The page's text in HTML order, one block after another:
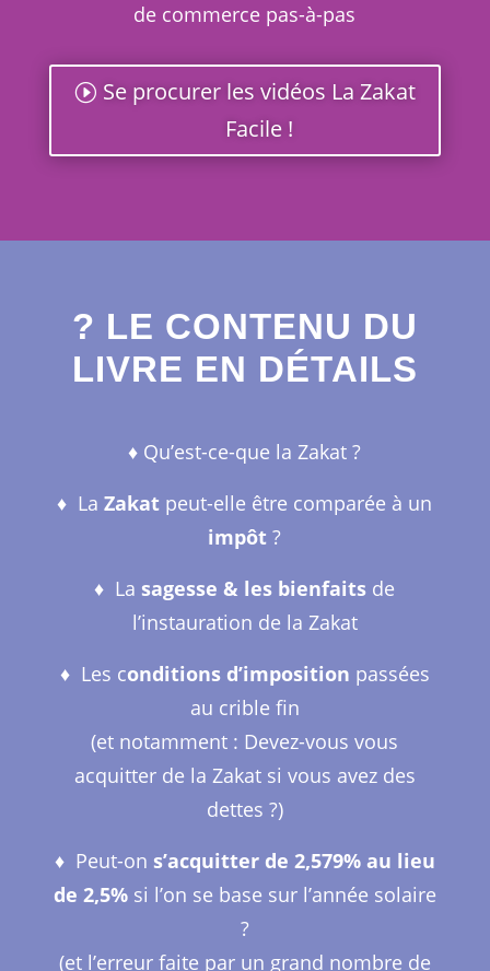
de commerce pas-à-pas
Se procurer les vidéos La Zakat
Facile !
? LE CONTENU DU
LIVRE EN DÉTAILS
♦︎ Qu’est-ce-que la Zakat ?
♦︎ LaZakat peut-elle être comparée à un
impôt ?
♦︎ La sagesse & les bienfaits de
l’instauration de la Zakat
♦︎ Les conditions d’imposition passées
au crible fin
(et notamment : Devez-vous vous
acquitter de la Zakat si vous avez des
dettes ?)
♦︎ Peut-on s’acquitter de 2,579% au lieu
de 2,5%si l’on se base sur l’année solaire
?
(et l’erreur faite par un grand nombre de